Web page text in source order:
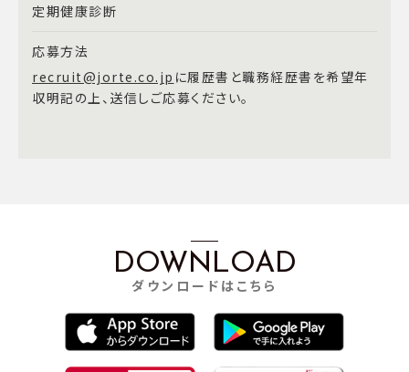
定期健康診断
応募方法
recruit@jorte.co.jp に履歴書と職務経歴書を希望年
収明記の上、送信しご応募ください。
DOWNLOAD
ダウンロードはこちら